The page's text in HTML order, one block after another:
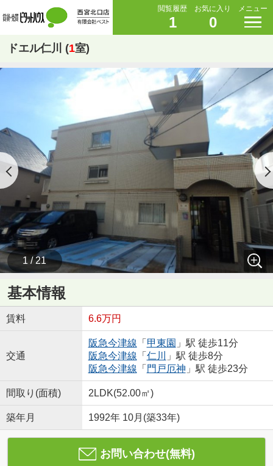
閲覧履歴
1
お気に入り
0
メニュー
ドエル仁川 (1室)
1 / 21
基本情報
賃料 6.6万円
交通
阪急今津線 「 甲東園 」駅 徒歩11分
阪急今津線 「 仁川
」駅 徒歩8分
阪急今津線 「 門戸厄神 」駅 徒歩23分
間取り(面積) 2LDK(52.00㎡)
築年月 1992年 10月(築33年)
お問い合わせ(無料)